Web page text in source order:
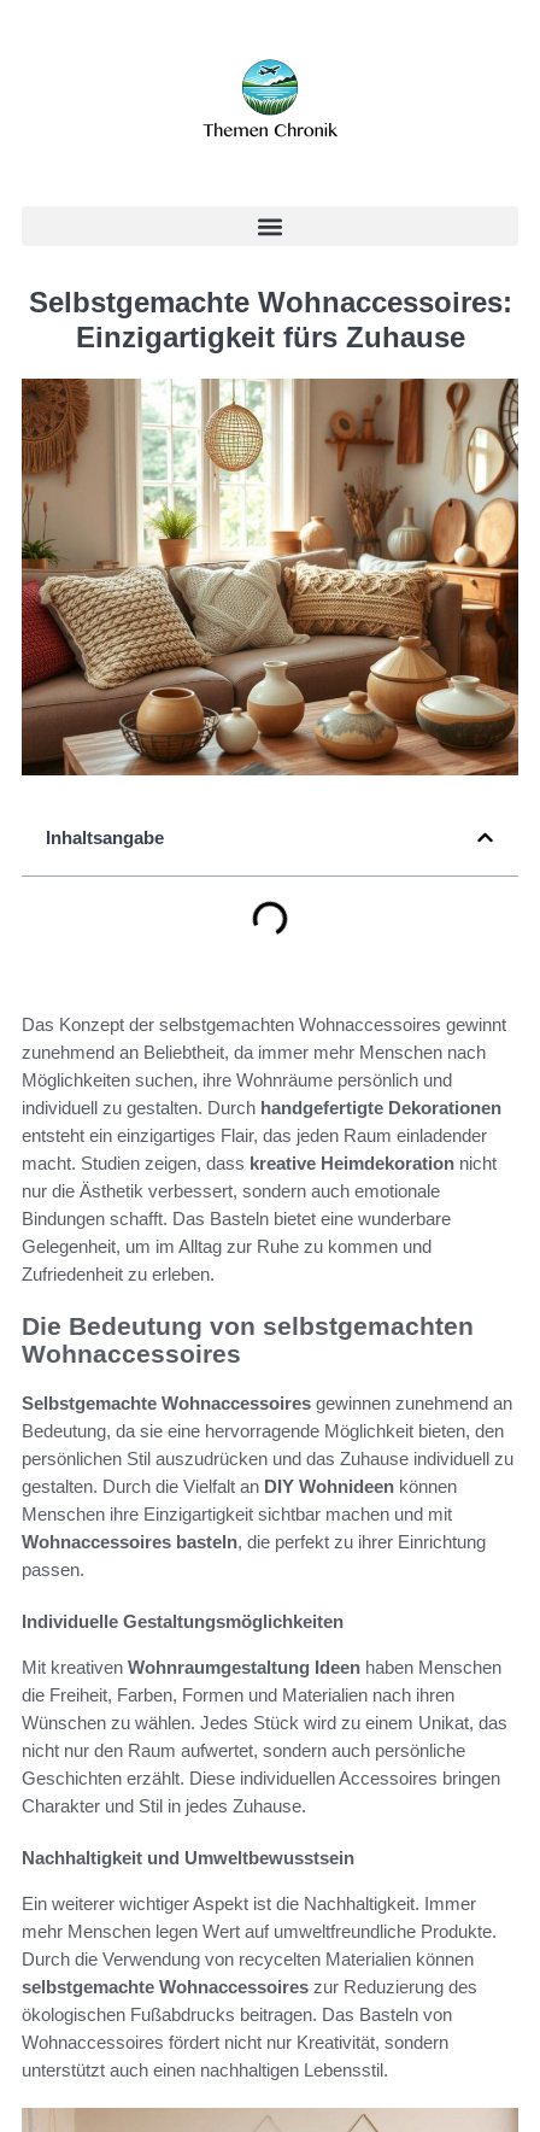
Selbstgemachte Wohnaccessoires:
Einzigartigkeit fürs Zuhause
Inhaltsangabe
Das Konzept der selbstgemachten Wohnaccessoires gewinnt
zunehmend an Beliebtheit, da immer mehr Menschen nach
Möglichkeiten suchen, ihre Wohnräume persönlich und
individuell zu gestalten. Durch handgefertigte Dekorationen
entsteht ein einzigartiges Flair, das jeden Raum einladender
macht. Studien zeigen, dass kreative Heimdekoration nicht
nur die Ästhetik verbessert, sondern auch emotionale
Bindungen schafft. Das Basteln bietet eine wunderbare
Gelegenheit, um im Alltag zur Ruhe zu kommen und
Zufriedenheit zu erleben.
Die Bedeutung von selbstgemachten
Wohnaccessoires
Selbstgemachte Wohnaccessoires gewinnen zunehmend an
Bedeutung, da sie eine hervorragende Möglichkeit bieten, den
persönlichen Stil auszudrücken und das Zuhause individuell zu
gestalten. Durch die Vielfalt an DIY Wohnideen können
Menschen ihre Einzigartigkeit sichtbar machen und mit
Wohnaccessoires basteln, die perfekt zu ihrer Einrichtung
passen.
Individuelle Gestaltungsmöglichkeiten
Mit kreativen Wohnraumgestaltung Ideen haben Menschen
die Freiheit, Farben, Formen und Materialien nach ihren
Wünschen zu wählen. Jedes Stück wird zu einem Unikat, das
nicht nur den Raum aufwertet, sondern auch persönliche
Geschichten erzählt. Diese individuellen Accessoires bringen
Charakter und Stil in jedes Zuhause.
Nachhaltigkeit und Umweltbewusstsein
Ein weiterer wichtiger Aspekt ist die Nachhaltigkeit. Immer
mehr Menschen legen Wert auf umweltfreundliche Produkte.
Durch die Verwendung von recycelten Materialien können
selbstgemachte Wohnaccessoires zur Reduzierung des
ökologischen Fußabdrucks beitragen. Das Basteln von
Wohnaccessoires fördert nicht nur Kreativität, sondern
unterstützt auch einen nachhaltigen Lebensstil.